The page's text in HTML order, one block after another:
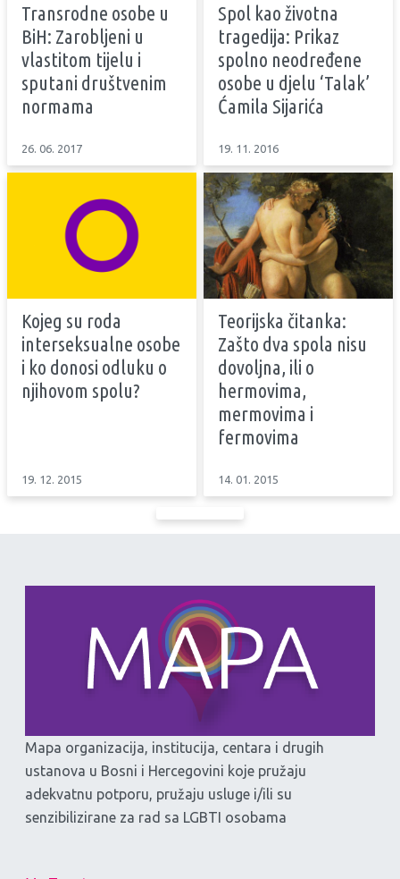
Transrodne osobe u
BiH: Zarobljeni u
vlastitom tijelu i
sputani društvenim
normama
26. 06. 2017
Spol kao životna
tragedija: Prikaz
spolno neodređene
osobe u djelu ‘Talak’
Ćamila Sijarića
19. 11. 2016
Kojeg su roda
interseksualne osobe
i ko donosi odluku o
njihovom spolu?
19. 12. 2015
Teorijska čitanka:
Zašto dva spola nisu
dovoljna, ili o
hermovima,
mermovima i
fermovima
14. 01. 2015
Mapa organizacija, institucija, centara i drugih
ustanova u Bosni i Hercegovini koje pružaju
adekvatnu potporu, pružaju usluge i/ili su
senzibilizirane za rad sa LGBTI osobama